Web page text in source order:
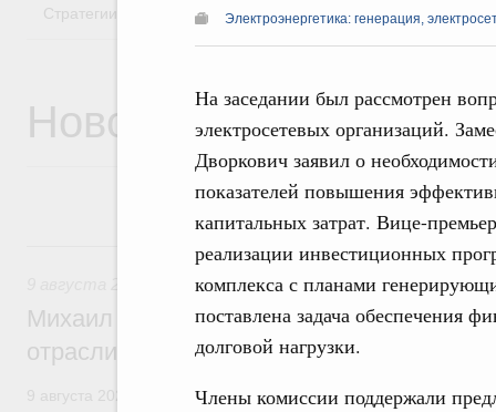
Электроэнергетика: генерация,
На заседании был рассмотрен
электросетевых организаций.
Дворкович заявил о
показателей повышения
капитальных затрат. Вице-
реализации инвестиционных
комплекса с планами
поставлена задача обеспечения
долговой нагрузки.
Члены комиссии поддержали
Стратегии Государственные программы
Новости
9 августа, воскресенье
Регулирование в сфере строительства
Михаил Мишустин поздравил
отрасли с профессиональным
9 августа 2026 года отмечается профессиональный праздник